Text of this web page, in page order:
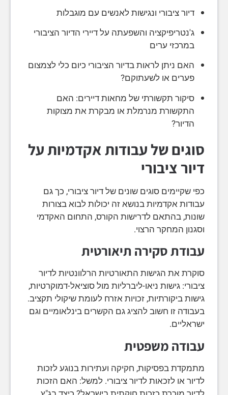
דיור ציבורי ונגישות לאנשים עם מוגבלות
ג'נטריפיקציה והשפעתה על דיירי הדיור הציבורי
במרכזי ערים
האם ניתן לראות בדיור הציבורי כיום כלי לצמצום
פערים או לשעתוקם?
סיקור תקשורתי של מחאות דיירים: האם
התקשורת מנרמלת או מבקרת את מצוקות
הדיור?
סוגים של עבודות אקדמיות על
דיור ציבורי
כפי שקיימים סוגים שונים של דיור ציבורי, כך גם
עבודות אקדמיות בנושא זה יכולות לבוא בצורות
שונות, בהתאם לדרישות הקורס, התחום האקדמי
וסגנון המחקר הרצוי.
עבודת סקירה תיאורטית
סוקרת את הגישות התאורטיות הרלוונטיות לדיור
ציבורי: גישות ניאו-ליברליות מול סוציאל-דמוקרטיות,
גישות ביקורתיות, זכויות אזרח לעומת שיקולי תקציב.
בעבודה זו חשוב להציג גם הקשרים בינלאומיים וגם
ישראליים.
עבודה משפטית
מתמקדת בפסיקות, חקיקה ועתירות בנוגע לזכות
לדיור או לזכאות לדיור ציבורי. למשל: האם הזכות